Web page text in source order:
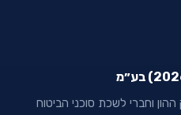
וחברי לשכת סוכני הביטוח